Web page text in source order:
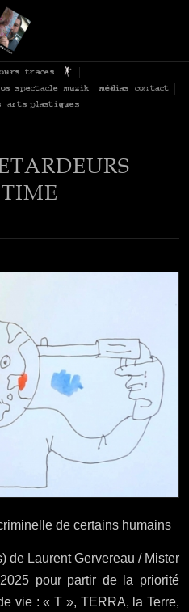
traces
spectacle muzik médias
contact
arts plastiques
de certains humains
de Laurent Gervereau / Mister
pour partir de la priorité
vie : « T », TERRA, la Terre,